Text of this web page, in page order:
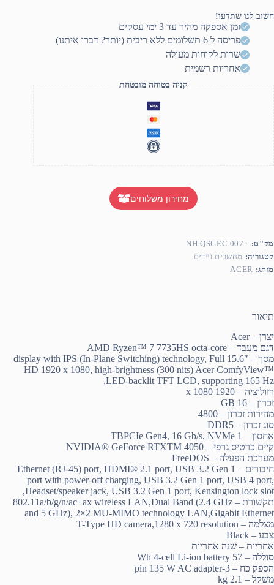
Ryzen7-
7735HS/16/1TB/DOS/1YR
NH.QSGEC.007
חשוב לנו שתדעו!
זמן אספקה מהיר עד 3 ימי עסקים
פריסה ל 6 תשלומים ללא ריבית (יותר? דברו איתנו)
שרות לקוחות מעולה
אחריות רשמית
קניה בטוחה מובטחת
מחירון משלוחים
מק"ט: : NH.QSGEC.007
קטגוריה: מחשבים ניידים
מותג: ACER
תיאור
יצרן – Acer
דגם מעבד – AMD Ryzen™ 7 7735HS octa-core
מסך – 15.6″ display with IPS (In-Plane Switching) technology, Full
HD 1920 x 1080, high-brightness (300 nits) Acer ComfyView™
LED-backlit TFT LCD, supporting 165 Hz,
רזולוציה – 1920 x 1080
זכרון – 16 GB
מהירות זכרון – 4800
סוג זכרון – DDR5
אחסון – 1 TBPCIe Gen4, 16 Gb/s, NVMe
קיים כרטיס גרפי – NVIDIA® GeForce RTXTM 4050
מערכת הפעלה – FreeDOS
חיבורים – Ethernet (RJ-45) port, HDMI® 2.1 port, USB 3.2 Gen 1
port with power-off charging, USB 3.2 Gen 1 port, USB 4 port,
Headset/speaker jack, USB 3.2 Gen 1 port, Kensington lock slot,
תקשורת – 802.11a/b/g/n/ac+ax wireless LAN,Dual Band (2.4 GHz
and 5 GHz), 2×2 MU-MIMO technology LAN,Gigabit Ethernet
מצלמה – T-Type HD camera,1280 x 720 resolution
צבע – Black
אחריות – שנה אחריות
סוללה – 57 Wh 4-cell Li-ion battery
הספק כח – 3-pin 135 W AC adapter
משקל – 2.1 kg